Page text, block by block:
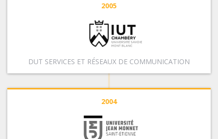
2005
DUT SERVICES ET RÉSEAUX DE COMMUNICATION
2004